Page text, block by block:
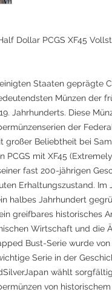
Dollar PCGS XF45
Staaten geprägte
Münzen der
Jahrhunderts. Diese
der
großer Beliebtheit bei
PCGS mit XF45
fast 200-jährigen
Erhaltungszustand. Im
halbes Jahrhundert
greifbares historisches
Wirtschaft und die
Bust-Serie wurde
Serie in der
wählt
von